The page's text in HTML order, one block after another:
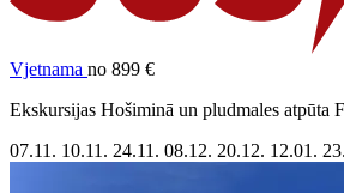
Vjetnama no 899 €
Ekskursijas Hošiminā un pludmales atpūta
07.11. 10.11. 24.11. 08.12. 20.12. 12.01.